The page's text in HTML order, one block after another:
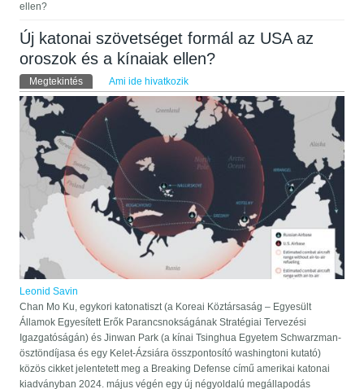
ellen?
Új katonai szövetséget formál az USA az
oroszok és a kínaiak ellen?
Elsődleges fülek
Megtekintés (aktív fül)Ami ide hivatkozik
Leonid Savin
Chan Mo Ku, egykori katonatiszt (a Koreai Köztársaság – Egyesült
Államok Egyesített Erők Parancsnokságának Stratégiai Tervezési
Igazgatóságán) és Jinwan Park (a kínai Tsinghua Egyetem Schwarzman-
ösztöndíjasa és egy Kelet-Ázsiára összpontosító washingtoni kutató)
közös cikket jelentetett meg a Breaking Defense című amerikai katonai
kiadványban 2024. május végén egy új négyoldalú megállapodás